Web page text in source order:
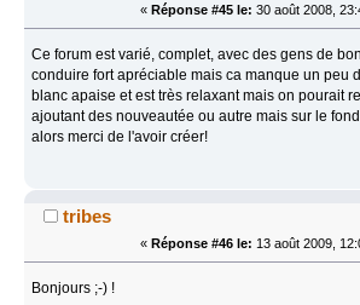
« Réponse #45 le: 30 août 2008,
Ce forum est varié, complet, avec des gens de
conduire fort apréciable mais ca manque un peu
blanc apaise et est très relaxant mais on pourait
ajoutant des nouveautée ou autre mais sur le
alors merci de l'avoir créer!
tribes
« Réponse #46 le: 13 août 2009,
Bonjours ;-) !